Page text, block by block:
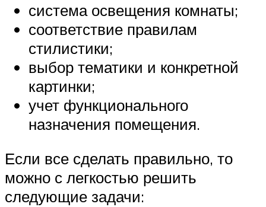
система освещения комнаты;
соответствие правилам
стилистики;
выбор тематики и конкретной
картинки;
учет функционального
назначения помещения.
Если все сделать правильно, то
можно с легкостью решить
следующие задачи: